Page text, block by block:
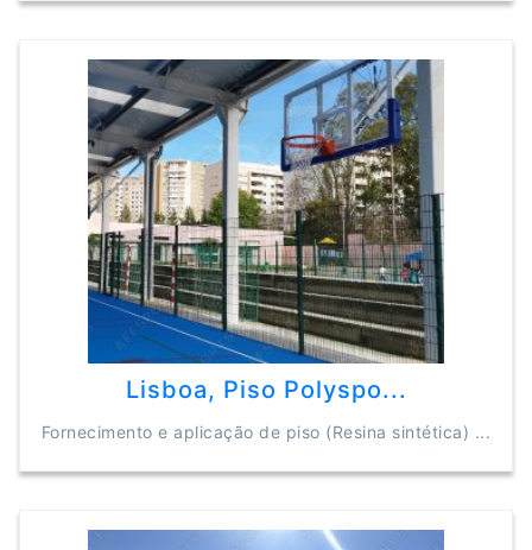
Lisboa, Piso Polyspo...
Fornecimento e aplicação de piso (Resina sintética) ...